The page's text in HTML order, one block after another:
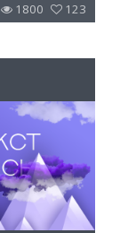
v 1800 l 123